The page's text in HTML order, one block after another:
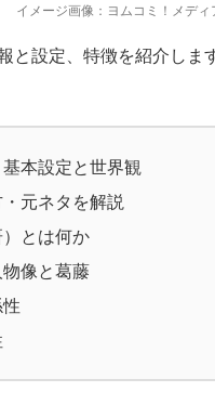
イメージ画像：ヨムコミ！メディ
と設定、特徴を紹介し
本設定と世界観
・元ネタを解説
とは何か
像と葛藤